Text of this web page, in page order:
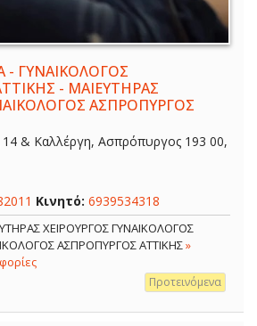
- ΓΥΝΑΙΚΟΛΟΓΟΣ
- ΜΑΙΕΥΤΗΡΑΣ
ΑΣΠΡΟΠΥΡΓΟΣ
& Καλλέργη, Ασπρόπυργος 193 00,
Κινητό: 6939534318
ΧΕΙΡΟΥΡΓΟΣ ΓΥΝΑΙΚΟΛΟΓΟΣ
ΑΣΠΡΟΠΥΡΓΟΣ ΑΤΤΙΚΗΣ»
Προτεινόμενα